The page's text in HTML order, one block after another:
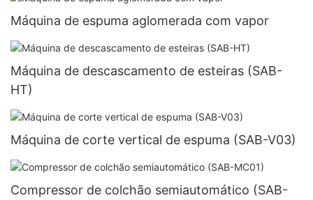
Máquina de espuma aglomerada com vapor
Máquina de descascamento de esteiras (SAB-
HT)
Máquina de corte vertical de espuma (SAB-V03)
Compressor de colchão semiautomático (SAB-